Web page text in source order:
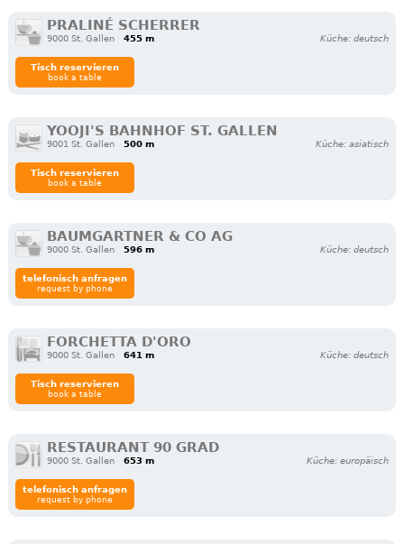
PRALINÉ SCHERRER
9000 St. Gallen 455 m Küche: deutsch
Tisch reservieren
book a table
YOOJI'S BAHNHOF ST. GALLEN
9001 St. Gallen 500 m Küche: asiatisch
Tisch reservieren
book a table
BAUMGARTNER & CO AG
9000 St. Gallen 596 m Küche: deutsch
telefonisch anfragen
request by phone
FORCHETTA D'ORO
9000 St. Gallen 641 m Küche: deutsch
Tisch reservieren
book a table
RESTAURANT 90 GRAD
9000 St. Gallen 653 m Küche: europäisch
telefonisch anfragen
request by phone